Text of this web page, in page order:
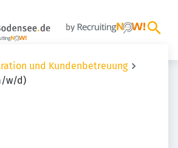
und Kundenbetreuung
w/d)